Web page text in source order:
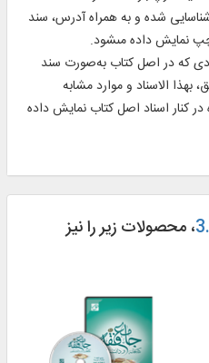
شده و به همراه آدرس، سند
نمايش داده مى‏شود.
كه در اصل كتاب به‌صورت سند
بهذا الاسناد و موارد مشابه
در كنار اسناد اصل كتاب نمايش داده
، محصولات زیر را نیز